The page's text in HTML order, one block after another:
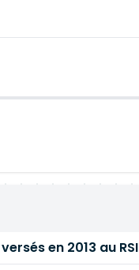
en 2013 au RSI